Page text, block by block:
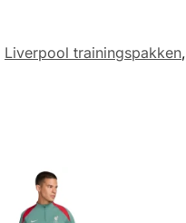
Liverpool trainingspakken,